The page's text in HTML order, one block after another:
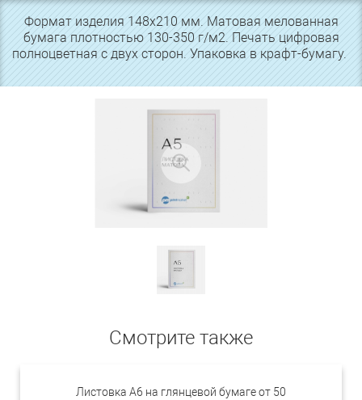
Формат изделия 148х210 мм. Матовая мелованная
бумага плотностью 130-350 г/м2. Печать цифровая
полноцветная с двух сторон. Упаковка в крафт-бумагу.
Смотрите также
Листовка А6 на глянцевой бумаге от 50